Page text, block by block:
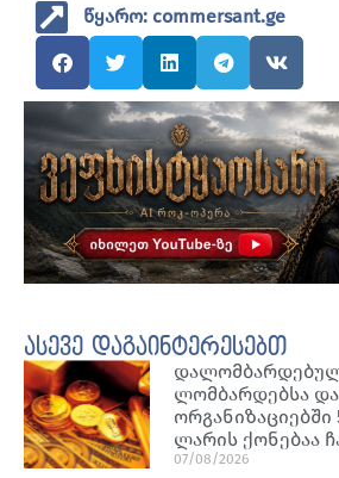
წყარო: commersant.ge
ასევე დაგაინტერესებთ
ლომბარდებსა
ლარის ქონებაა
07/08/2026